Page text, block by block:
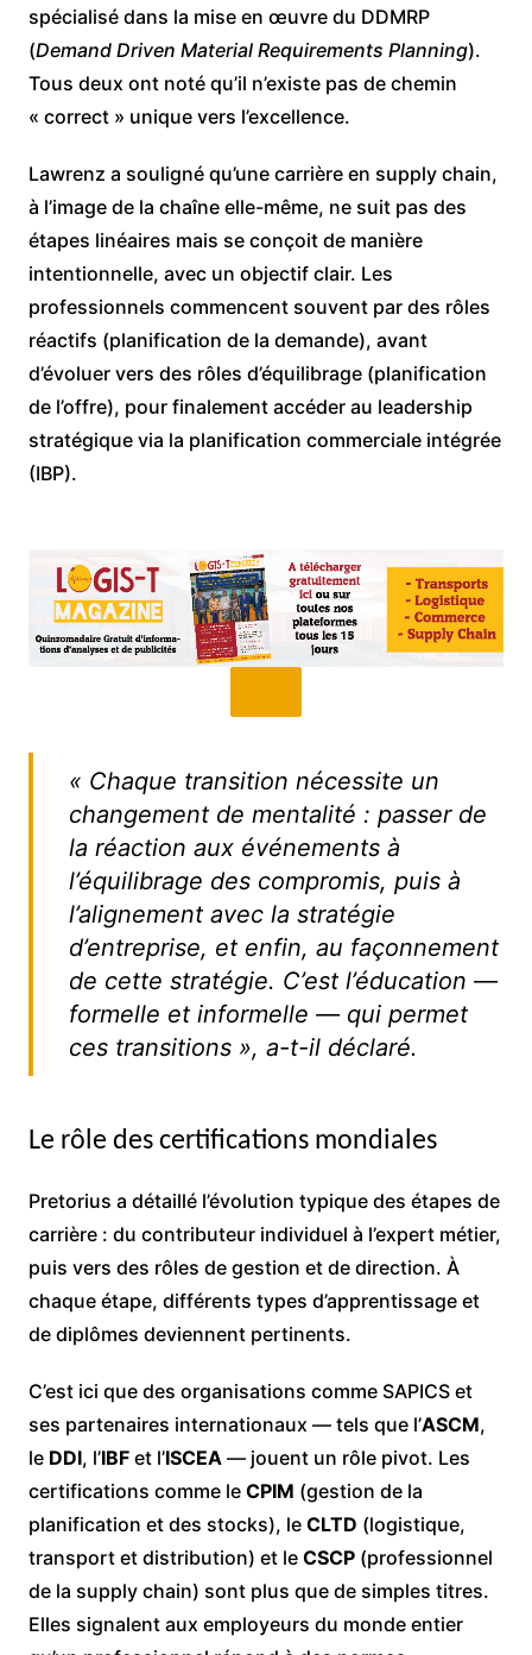
spécialisé dans la mise en œuvre du DDMRP
(Demand Driven Material Requirements Planning).
Tous deux ont noté qu’il n’existe pas de chemin
« correct » unique vers l’excellence.
Lawrenz a souligné qu’une carrière en supply chain,
à l’image de la chaîne elle-même, ne suit pas des
étapes linéaires mais se conçoit de manière
intentionnelle, avec un objectif clair. Les
professionnels commencent souvent par des rôles
réactifs (planification de la demande), avant
d’évoluer vers des rôles d’équilibrage (planification
de l’offre), pour finalement accéder au leadership
stratégique via la planification commerciale intégrée
(IBP).
« Chaque transition nécessite un
changement de mentalité : passer de
la réaction aux événements à
l’équilibrage des compromis, puis à
l’alignement avec la stratégie
d’entreprise, et enfin, au façonnement
de cette stratégie. C’est l’éducation —
formelle et informelle — qui permet
ces transitions », a-t-il déclaré.
Le rôle des certifications mondiales
Pretorius a détaillé l’évolution typique des étapes de
carrière : du contributeur individuel à l’expert métier,
puis vers des rôles de gestion et de direction. À
chaque étape, différents types d’apprentissage et
de diplômes deviennent pertinents.
C’est ici que des organisations comme SAPICS et
ses partenaires internationaux — tels que l’ASCM,
le DDI, l’IBFet l’ISCEA — jouent un rôle pivot. Les
certifications comme le CPIM (gestion de la
planification et des stocks), le CLTD (logistique,
transport et distribution) et le CSCP(professionnel
de la supply chain) sont plus que de simples titres.
Elles signalent aux employeurs du monde entier